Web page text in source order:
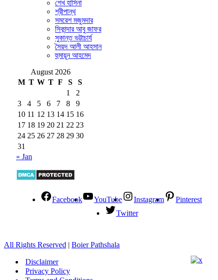
শেখ হাসিনা
শ্রীপান্থ
সমরেশ মজুমদার
সিকান্দার আবু জাফর
সুকান্ত ভট্টাচার্য
সৈয়দ আলী আহসান
হুমায়ূন আহমেদ
August 2026
M T W T F S
S
1
2
3
4 5 6 7 8
9
10 11 12 13 14 15 16
17 18 19 20 21 22 23
24 25 26 27 28 29 30
31
« Jan
Facebook YouTube Instagram
Pinterest
Twitter
All Rights Reserved | Boier Pathshala
Disclaimer
Privacy Policy